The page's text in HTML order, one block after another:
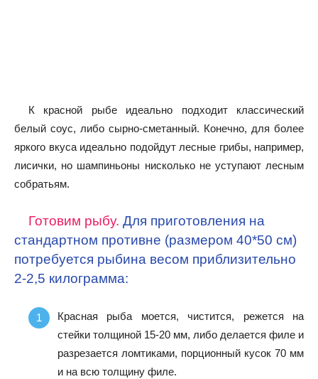
К красной рыбе идеально подходит классический
белый соус, либо сырно-сметанный. Конечно, для более
яркого вкуса идеально подойдут лесные грибы, например,
лисички, но шампиньоны нисколько не уступают лесным
собратьям.
Готовим рыбу. Для приготовления на
стандартном противне (размером 40*50 см)
потребуется рыбина весом приблизительно
2-2,5 килограмма:
Красная рыба моется, чистится, режется на
стейки толщиной 15-20 мм, либо делается филе и
разрезается ломтиками, порционный кусок 70 мм
и на всю толщину филе.